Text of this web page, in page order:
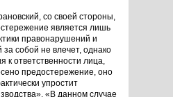
со своей стороны,
является лишь
правонарушений и
за собой не влечет, однако
к ответственности лица,
предостережение, оно
упростит
«В данном случае